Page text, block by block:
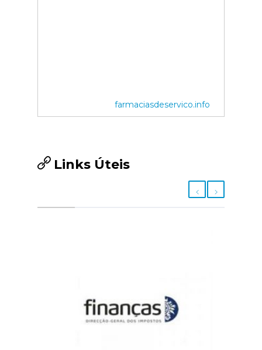
farmaciasdeservico.info
Links Úteis